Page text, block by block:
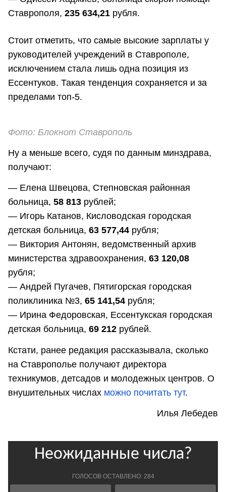
Ставрополя, 235 634,21 рубля.
Стоит отметить, что самые высокие зарплаты у
руководителей учреждений в Ставрополе,
исключением стала лишь одна позиция из
Ессентуков. Такая тенденция сохраняется и за
пределами топ-5.
Фото: Блокнот Ставрополь
Ну а меньше всего, судя по данным минздрава,
получают:
— Елена Швецова, Степновская районная
больница, 58 813 рублей;
— Игорь Катанов, Кисловодская городская
детская больница, 63 577,44 рубля;
— Виктория Антонян, ведомственный архив
министерства здравоохранения, 63 120,08
рубля;
— Андрей Пугачев, Пятигорская городская
поликлиника №3, 65 141,54 рубля;
— Ирина Федоровская, Ессентукская городская
детская больница, 69 212 рублей.
Кстати, ранее редакция рассказывала, сколько
на Ставрополье получают директора
техникумов, детсадов и молодежных центров. О
внушительных числах можно почитать тут.
Илья Лебедев